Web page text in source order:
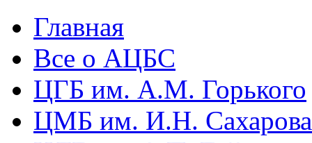
Главная
Все о АЦБС
ЦГБ им. А.М. Горького
ЦМБ им. И.Н. Сахарова